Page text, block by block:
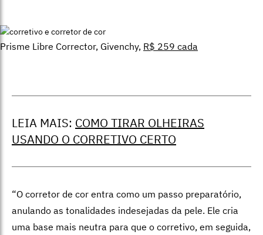
Prisme Libre Corrector, Givenchy, R$ 259 cada
LEIA MAIS: COMO TIRAR OLHEIRAS
USANDO O CORRETIVO CERTO
“O corretor de cor entra como um passo preparatório,
anulando as tonalidades indesejadas da pele. Ele cria
uma base mais neutra para que o corretivo, em seguida,